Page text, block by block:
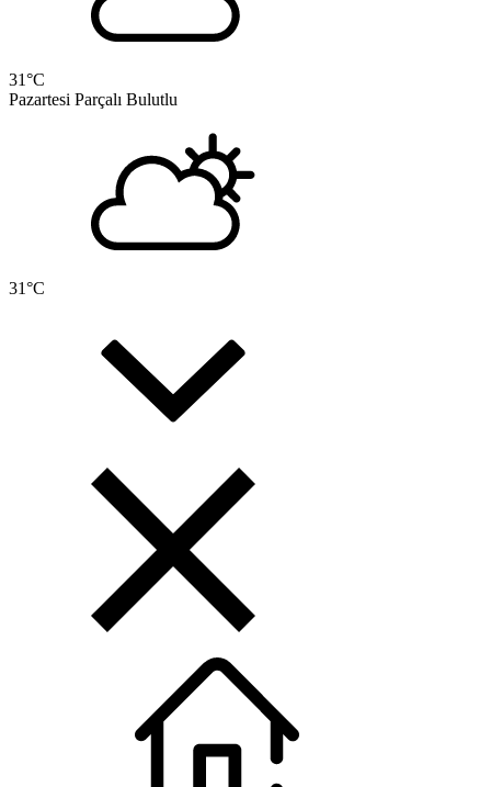
31°C
Pazartesi Parçalı Bulutlu
31°C